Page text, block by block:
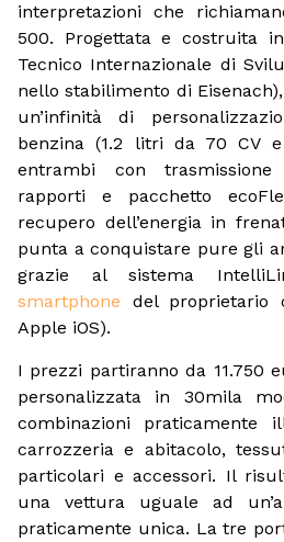
interpretazioni che
500. Progettata e costruita
Tecnico Internazionale di
nello stabilimento di
un’infinità di
benzina (1.2 litri da 70 CV
entrambi con
rapporti e pacchetto
recupero dell’energia in
punta a conquistare pure gli
grazie al sistema
smartphone del proprietario
Apple iOS).
I prezzi partiranno da 11.750
personalizzata in 30mila
combinazioni praticamente
carrozzeria e abitacolo,
particolari e accessori. Il
una vettura uguale ad
praticamente unica. La tre